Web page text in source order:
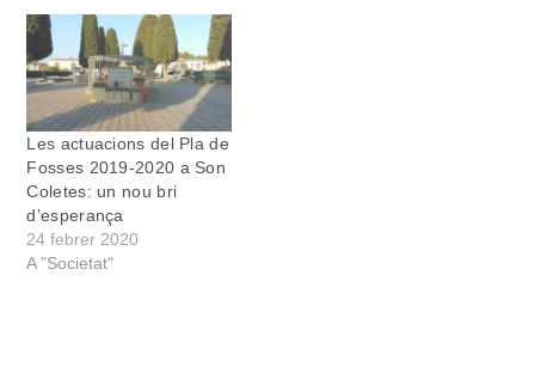
Les actuacions del Pla de
Fosses 2019-2020 a Son
Coletes: un nou bri
d’esperança
24 febrer 2020
A "Societat"